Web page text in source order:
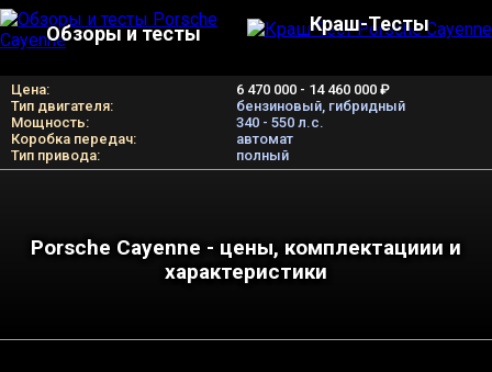
Обзоры и тесты Краш-Тесты
Цена:
6 470 000 - 14 460 000 ₽
Тип двигателя:
бензиновый, гибридный
Мощность:
340 - 550 л.c.
Коробка передач:
автомат
Тип привода:
полный
Porsche Cayenne - цены, комплектациии и
характеристики